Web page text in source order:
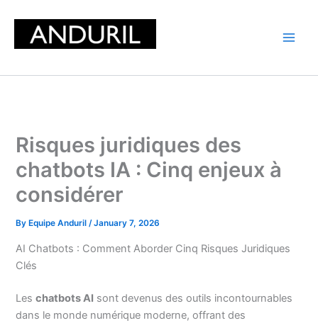
content
Risques juridiques des
chatbots IA : Cinq enjeux à
considérer
By Equipe Anduril/January 7, 2026
AI Chatbots : Comment Aborder Cinq Risques Juridiques
Clés
Leschatbots AI sont devenus des outils incontournables
dans le monde numérique moderne, offrant des